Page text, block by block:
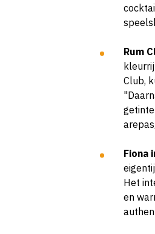
Rum
Club,
Fiona
Het
en